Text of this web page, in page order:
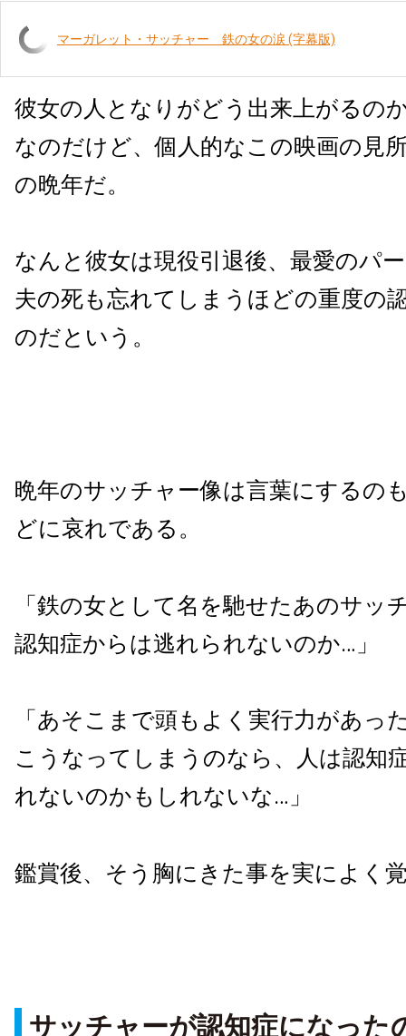
マーガレット・サッチャー 鉄の女の涙 (字幕版)
彼女の人となりがどう出来上がるの
なのだけど、個人的なこの映画の見
の晩年だ。
なんと彼女は現役引退後、最愛のパ
夫の死も忘れてしまうほどの重度の
のだという。
晩年のサッチャー像は言葉にするの
どに哀れである。
「鉄の女として名を馳せたあのサッ
認知症からは逃れられないのか…」
「あそこまで頭もよく実行力があっ
こうなってしまうのなら、人は認知
れないのかもしれないな…」
鑑賞後、そう胸にきた事を実によく
サッチャーが認知症になった